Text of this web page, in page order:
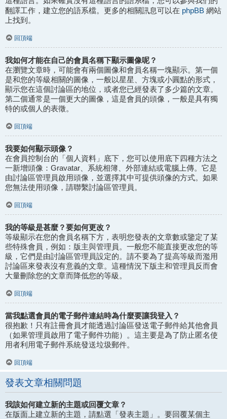
翻譯工作，建立您的語系檔。更多的相關訊息可以在 phpBB 網站
上找到。
回頂端
我如何才能在自己的會員名稱下顯示圖像呢？
在瀏覽文章時，可能會有兩個圖像和會員名稱一塊顯示。第一個
是和您的等級相關的圖像，一般以星星、方塊或小圓點的形式，
顯示您在這個討論區的地位，或者您已經發表了多少篇的文章。
第二個通常是一個更大的圖像，這是會員的頭像，一般是具有獨
特的或個人的表徵。
回頂端
我要如何顯示頭像？
在會員控制台的「個人資料」底下，您可以使用底下四種方法之
一新增頭像：Gravatar、系統相簿、外部連結或電腦上傳。它是
由討論區管理員啟用頭像，並選擇其中可提供頭像的方式。如果
您無法使用頭像，請聯繫討論區管理員。
回頂端
我的等級是甚麼？要如何更改？
等級顯示在您的會員名稱下方，表明您發表的文章數或鑒定了某
些特殊會員，例如：版主與管理員。一般您不能直接更改您的等
級，它們是由討論區管理員設定的。請不要為了提高等級而濫用
討論區來發表沒有意義的文章。這種情況下版主和管理員反而會
大量刪除您的文章而降低您的等級。
回頂端
當我點選會員的電子郵件連結時為什麼要讓我登入？
很抱歉！只有註冊會員才能透過討論區發送電子郵件給其他會員
（如果管理員啟用了電子郵件功能）。這主要是為了防止匿名使
用者利用電子郵件系統發送垃圾郵件。
回頂端
發表文章相關問題
我該如何建立新的主題或回覆文章？
在版面上建立新的主題，請點選「發表主題」。要回覆某個主